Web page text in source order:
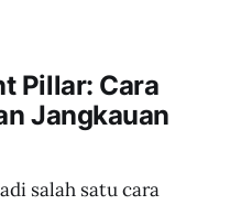
Pillar: Cara
Jangkauan
salah satu cara